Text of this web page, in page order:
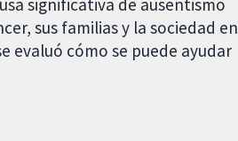
sus familias y la sociedad en
evaluó cómo se puede ayudar